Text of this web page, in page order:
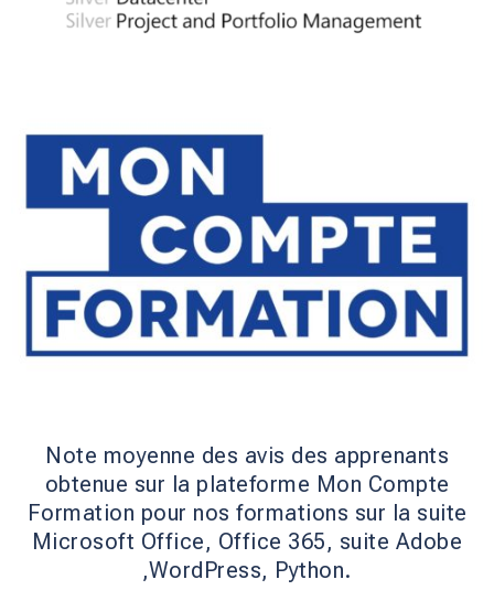
Note moyenne des avis des apprenants
obtenue sur la plateforme Mon Compte
Formation pour nos formations sur la suite
Microsoft Office, Office 365, suite Adobe
,WordPress, Python.